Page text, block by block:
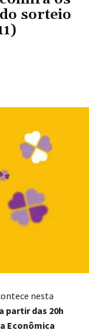
sorteio
nesta
partir das 20h
Econômica